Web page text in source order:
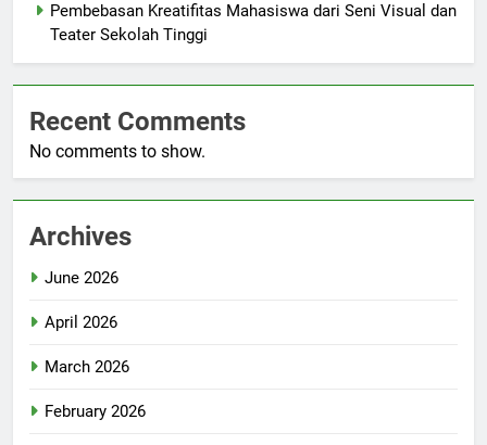
Pembebasan Kreatifitas Mahasiswa dari Seni Visual dan
Teater Sekolah Tinggi
Recent Comments
No comments to show.
Archives
June 2026
April 2026
March 2026
February 2026